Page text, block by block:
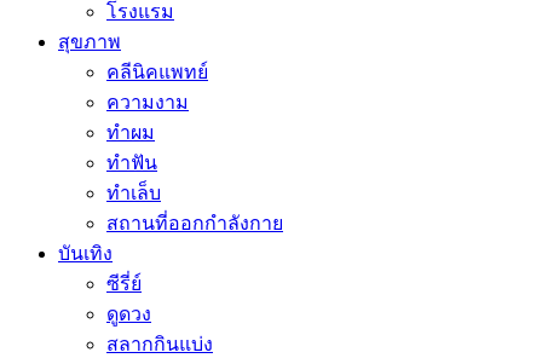
โรงแรม
สุขภาพ
คลีนิคแพทย์
ความงาม
ทำผม
ทำฟัน
ทำเล็บ
สถานที่ออกกำลังกาย
บันเทิง
ซีรี่ย์
ดูดวง
สลากกินแบ่ง